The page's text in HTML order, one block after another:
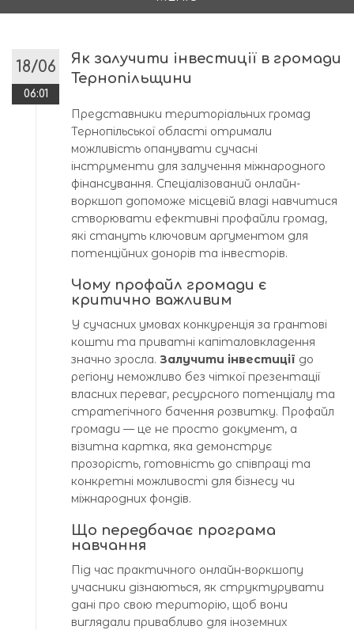
content
18/06
06:01
Як залучити інвестиції в громади
Тернопільщини
Представники територіальних громад
Тернопільської області отримали
можливість опанувати сучасні
інструменти для залучення міжнародного
фінансування. Спеціалізований онлайн-
воркшоп допоможе місцевій владі навчитися
створювати ефективні профайли громад,
які стануть ключовим аргументом для
потенційних донорів та інвесторів.
Чому профайл громади є
критично важливим
У сучасних умовах конкуренція за грантові
кошти та приватні капіталовкладення
значно зросла. Залучити інвестиції до
регіону неможливо без чіткої презентації
власних переваг, ресурсного потенціалу та
стратегічного бачення розвитку. Профайл
громади — це не просто документ, а
візитна картка, яка демонструє
прозорість, готовність до співпраці та
конкретні можливості для бізнесу чи
міжнародних фондів.
Що передбачає програма
навчання
Під час практичного онлайн-воркшопу
учасники дізнаються, як структурувати
дані про свою територію, щоб вони
виглядали привабливо для іноземних